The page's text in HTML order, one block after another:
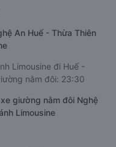
An Huế - Thừa Thiên
Limousine đi Huế -
nằm đôi: 23:30
giường nằm đôi Nghệ
Limousine